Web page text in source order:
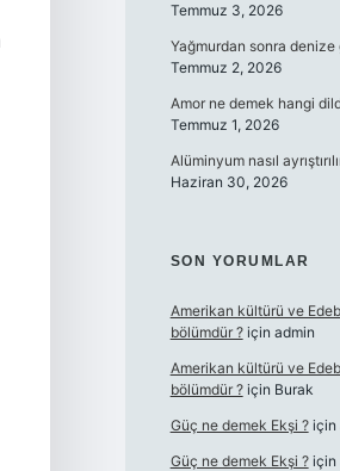
Temmuz 3, 2026
Yağmurdan sonra denize
Temmuz 2, 2026
Amor ne demek hangi
Temmuz 1, 2026
Alüminyum nasıl
Haziran 30, 2026
SON YORUMLAR
Amerikan kültürü ve
bölümdür ?için admin
Amerikan kültürü ve
bölümdür ?için Burak
Güç ne demek Ekşi ?için
Güç ne demek Ekşi ?için